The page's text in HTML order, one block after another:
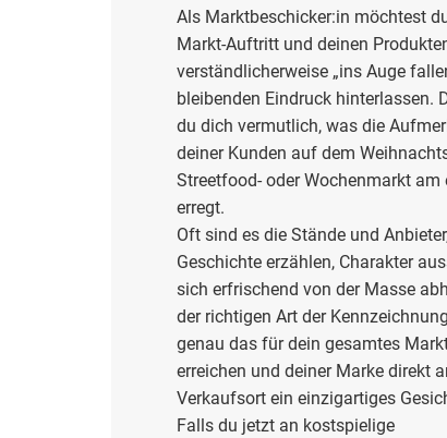
Als Marktbeschicker:in möchtest
Markt-Auftritt und deinen
verständlicherweise „ins Auge
bleibenden Eindruck hinterlassen.
du dich vermutlich, was die
deiner Kunden auf dem
Streetfood- oder Wochenmarkt
erregt.
Oft sind es die Stände und
Geschichte erzählen, Charakter
sich erfrischend von der Masse
der richtigen Art der
genau das für dein gesamtes
erreichen und deiner Marke direkt
Verkaufsort ein einzigartiges
Falls du jetzt an kostspielige